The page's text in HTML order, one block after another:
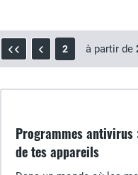
2 à partir de
Programmes antivirus
de tes appareils